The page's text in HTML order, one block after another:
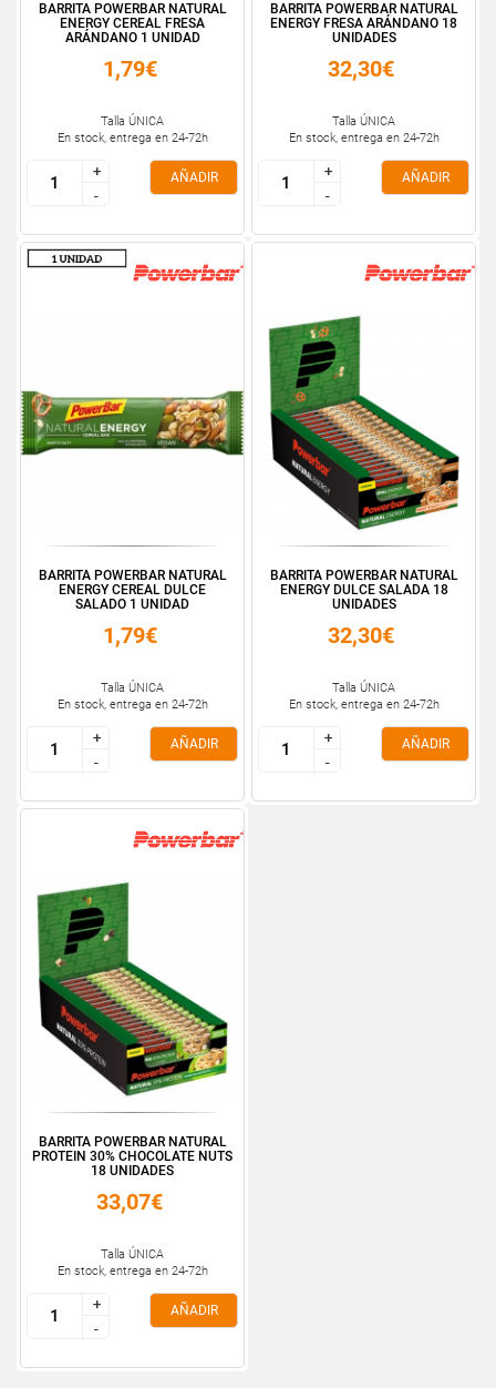
BARRITA POWERBAR NATURAL
ENERGY CEREAL FRESA
ARÁNDANO 1 UNIDAD
1,79€
Talla ÚNICA
En stock, entrega en 24-72h
+
-
+
-
AÑADIR
BARRITA POWERBAR NATURAL
ENERGY FRESA ARÁNDANO 18
UNIDADES
32,30€
Talla ÚNICA
En stock, entrega en 24-72h
+
-
+
-
AÑADIR
BARRITA POWERBAR NATURAL
ENERGY CEREAL DULCE
SALADO 1 UNIDAD
1,79€
Talla ÚNICA
En stock, entrega en 24-72h
+
-
+
-
AÑADIR
BARRITA POWERBAR NATURAL
ENERGY DULCE SALADA 18
UNIDADES
32,30€
Talla ÚNICA
En stock, entrega en 24-72h
+
-
+
-
AÑADIR
BARRITA POWERBAR NATURAL
PROTEIN 30% CHOCOLATE NUTS
18 UNIDADES
33,07€
Talla ÚNICA
En stock, entrega en 24-72h
+
-
+
-
AÑADIR